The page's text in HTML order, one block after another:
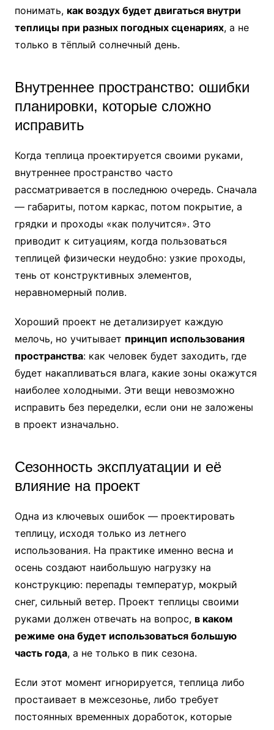
понимать, как воздух будет двигаться внутри
теплицы при разных погодных сценариях, а не
только в тёплый солнечный день.
Внутреннее пространство: ошибки
планировки, которые сложно
исправить
Когда теплица проектируется своими руками,
внутреннее пространство часто
рассматривается в последнюю очередь. Сначала
— габариты, потом каркас, потом покрытие, а
грядки и проходы «как получится». Это
приводит к ситуациям, когда пользоваться
теплицей физически неудобно: узкие проходы,
тень от конструктивных элементов,
неравномерный полив.
Хороший проект не детализирует каждую
мелочь, но учитывает принцип использования
пространства: как человек будет заходить, где
будет накапливаться влага, какие зоны окажутся
наиболее холодными. Эти вещи невозможно
исправить без переделки, если они не заложены
в проект изначально.
Сезонность эксплуатации и её
влияние на проект
Одна из ключевых ошибок — проектировать
теплицу, исходя только из летнего
использования. На практике именно весна и
осень создают наибольшую нагрузку на
конструкцию: перепады температур, мокрый
снег, сильный ветер. Проект теплицы своими
руками должен отвечать на вопрос, в каком
режиме она будет использоваться большую
часть года, а не только в пик сезона.
Если этот момент игнорируется, теплица либо
простаивает в межсезонье, либо требует
постоянных временных доработок, которые